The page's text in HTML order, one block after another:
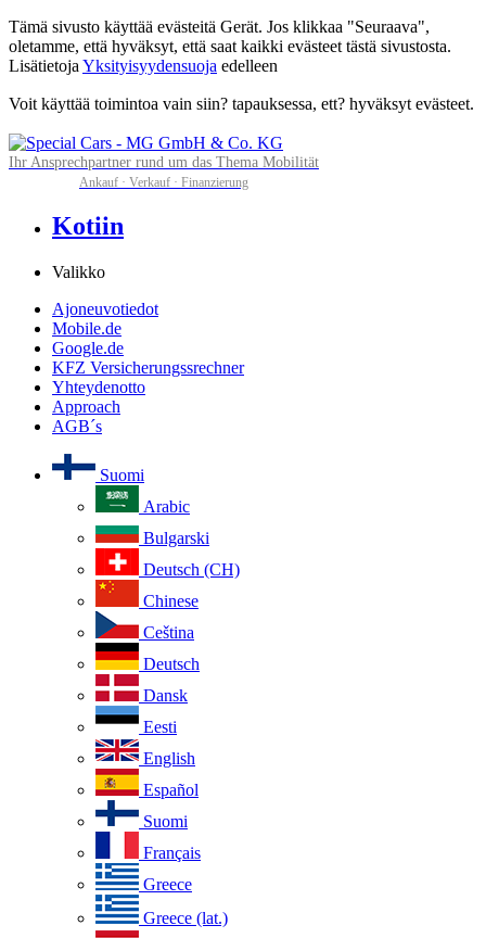
Tämä sivusto käyttää evästeitä Gerät. Jos klikkaa "Seuraava",
oletamme, että hyväksyt, että saat kaikki evästeet tästä sivustosta.
Lisätietoja Yksityisyydensuoja edelleen
Voit käyttää toimintoa vain siin? tapauksessa, ett? hyväksyt evästeet.
Ihr Ansprechpartner rund um das Thema Mobilität
Ankauf · Verkauf · Finanzierung
Kotiin
Valikko
Ajoneuvotiedot
Mobile.de
Google.de
KFZ Versicherungssrechner
Yhteydenotto
Approach
AGB´s
Suomi
Arabic
Bulgarski
Deutsch (CH)
Chinese
Ceština
Deutsch
Dansk
Eesti
English
Español
Suomi
Français
Greece
Greece (lat.)